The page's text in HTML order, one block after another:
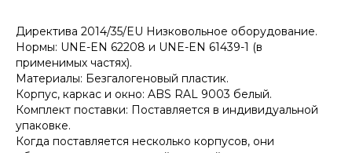
Директива 2014/35/EU Низковольное оборудование.
Нормы: UNE-EN 62208 и UNE-EN 61439-1 (в
применимых частях).
Материалы: Безгалогеновый пластик.
Корпус, каркас и окно: ABS RAL 9003 белый.
Комплект поставки: Поставляется в индивидуальной
упаковке.
Когда поставляется несколько корпусов, они